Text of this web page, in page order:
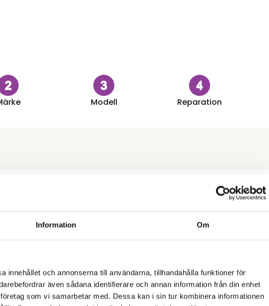
Information Om
innehållet och annonserna till användarna, tillhandahålla funktioner för
även sådana identifierare och annan information från din enhet
som vi samarbetar med. Dessa kan i sin tur kombinera informationen
Modell Reparation
iPhone 12
Byte av batteri
699,00kr
Byte
1
iPhone 12
Byte av bakre kamera
iPhone 12
Byte av